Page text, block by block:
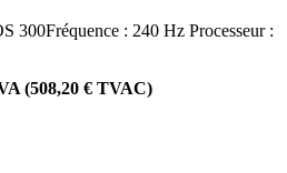
: 240 Hz Processeur :
(508,20 € TVAC)